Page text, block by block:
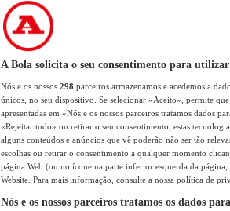
A Bola solicita o seu consentimento para utilizar
Nós e os nossos 298 parceiros armazenamos e acedemos a
únicos, no seu dispositivo. Se selecionar «Aceito», permite
apresentadas em «Nós e os nossos parceiros tratamos dados
«Rejeitar tudo» ou retirar o seu consentimento, estas
alguns conteúdos e anúncios que vê poderão não ser tão
escolhas ou retirar o consentimento a qualquer momento
página Web (ou no ícone na parte inferior esquerda da página,
Website. Para mais informação, consulte a nossa política de
Nós e os nossos parceiros tratamos os dados